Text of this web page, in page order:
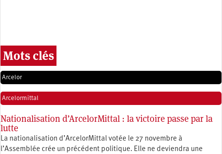
Mots clés
Arcelor
Arcelormittal
Nationalisation d’ArcelorMittal : la victoire passe par la
lutte
La nationalisation d’ArcelorMittal votée le 27 novembre à
l’Assemblée crée un précédent politique. Elle ne deviendra une